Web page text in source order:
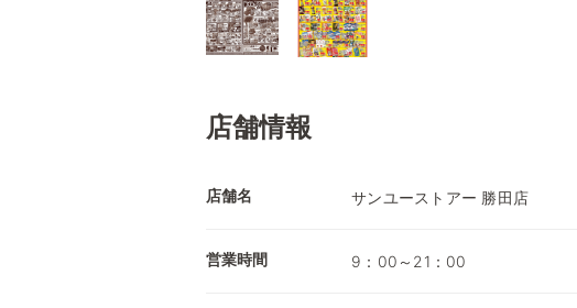
店舗情報
店舗名 サンユーストアー 勝田店
営業時間 9：00～21：00